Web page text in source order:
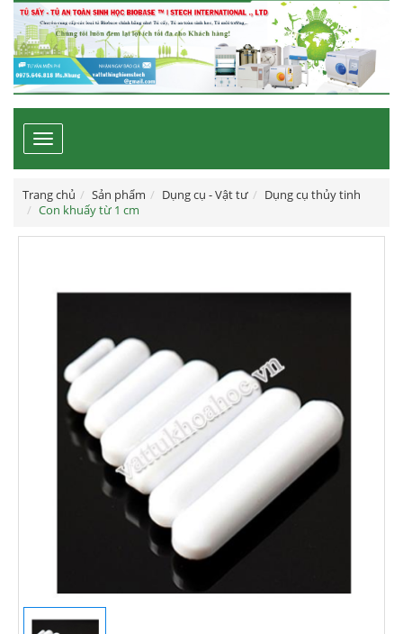
Toggle
navigation
Trang chủ Sản phẩm Dụng cụ - Vật tư
Dụng cụ thủy tinh
Con khuấy từ 1 cm